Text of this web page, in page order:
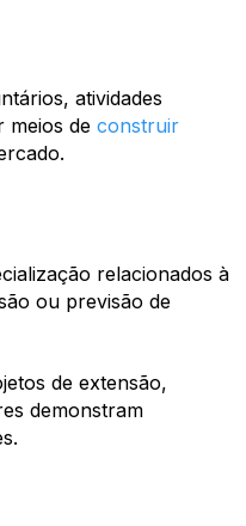
atividades
meios de construir
relacionados à
ou previsão de
de extensão,
demonstram